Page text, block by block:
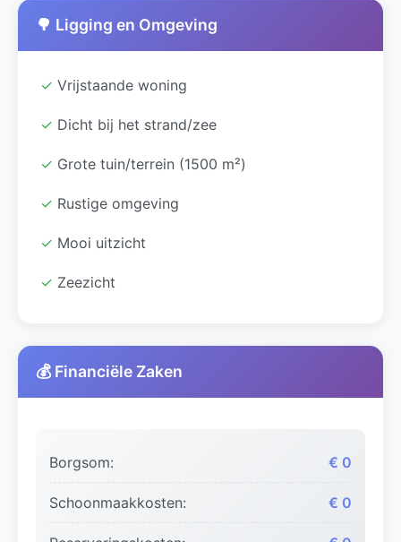
🌳 Ligging en Omgeving
✓ Vrijstaande woning
✓ Dicht bij het strand/zee
✓ Grote tuin/terrein (1500 m²)
✓ Rustige omgeving
✓ Mooi uitzicht
✓ Zeezicht
💰 Financiële Zaken
Borgsom: € 0
Schoonmaakkosten: € 0